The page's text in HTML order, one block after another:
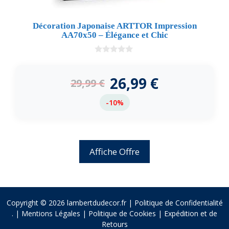
Décoration Japonaise ARTTOR Impression
AA70x50 – Élégance et Chic
5
29,99€ 26,99 €
-10%
Affiche Offre
Copyright © 2026 lambertdudecor.fr | Politique de Confidentialité
. | Mentions Légales | Politique de Cookies | Expédition et de
Retours